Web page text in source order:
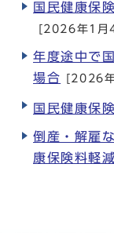
国民健康保
[2026年1月
年度途中で
場合 [2026
国民健康保
倒産・解雇
康保険料軽